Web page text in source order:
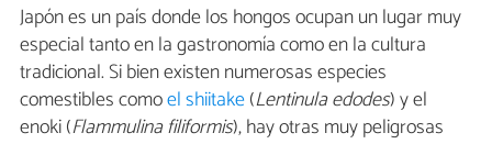
Japón es un país donde los hongos ocupan un lugar muy
especial tanto en la gastronomía como en la cultura
tradicional. Si bien existen numerosas especies
comestibles comoel shiitake(Lentinula edodes) y el
enoki (Flammulina filiformis), hay otras muy peligrosas